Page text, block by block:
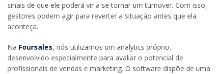
sinais de que ele poderá vir a se tornar um turnover. Com isso,
gestores podem agir para reverter a situação antes que ela
aconteça.
Na Foursales, nós utilizamos um analytics próprio,
desenvolvido especialmente para avaliar o potencial de
profissionais de vendas e marketing. O software dispõe de uma